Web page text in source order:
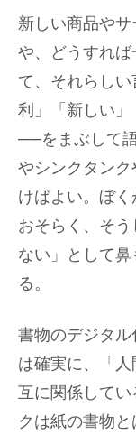
新しい商品やサ
や、どうすれ
て、それらし
利」「新しい
──をまぶして
やシンクタン
けばよい。ぼく
おそらく、そ
ない」として
る。
書物のデジタ
は確実に、「
互に関係して
クは紙の書物と